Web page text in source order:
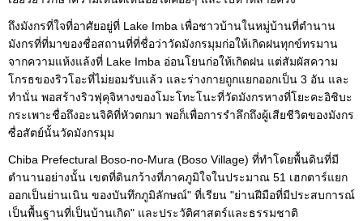
ถึงมังกรที่ใจที่อาศัยอยู่ที่ Lake Imba เพื่อชาวบ้านในหมู่บ้านที่ตำนาน
มังกรที่ที่มาของชื่อสถานที่ที่ชื่อว่าวัดมังกรมุมก่อให้เกิดฝนทุกข์ทรมาน
จากความแห้งแล้งที่ Lake Imba อ่อนโยนก่อให้เกิดฝน แต่สัมผัสความ
โกรธของริวโอะที่ไม่ยอมรับแล้ว และร่างกายถูกแยกออกเป็น 3 อัน และ
ทำนั่น พอสร้างริวฟุคุจิหางของโมะโทะโนะที่วัดมังกรหางที่โยะคะอิชิบะ
กระเพาะชื่อถึงอะนจิคิที่หัวตกมา พอก็เพื่อการรำลึกถึงผู้เสียชีวิตของมังกร
ซื่อสัตย์นั้นวัดมังกรมุม
Chiba Prefectural Boso-no-Mura (Boso Village) ที่ทำโดยพื้นดินที่มี
ตำนานอย่างนั้น เขตที่ดินกว้างที่ภาคภูมิใจในประมาณ 51 เฮกตาร์แยก
ออกเป็นย่านเนิน ของบันทึกภูมิลักษณ์" ที่เรียน "ย่านฝีมือที่มีประสบการณ์
เป็นพื้นฐานที่เป็นบ้านเกิด" และประวัติศาสตร์และธรรมชาติ